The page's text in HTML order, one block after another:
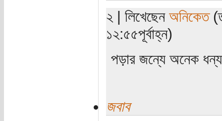
২ | লিখেছেন অনিকেত
১২:৫৫পূর্বাহ্ন)
পড়ার জন্যে অনেক
জবাব